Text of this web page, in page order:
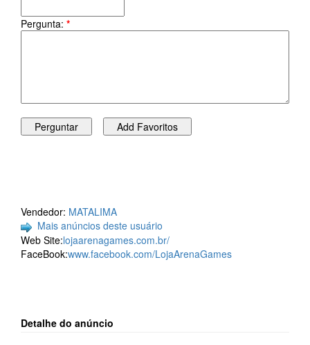
Pergunta: *
Vendedor: MATALIMA
Mais anúncios deste usuário
Web Site:lojaarenagames.com.br/
FaceBook:www.facebook.com/LojaArenaGames
Detalhe do anúncio